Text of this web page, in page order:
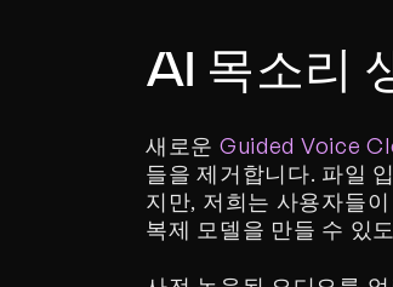
AI 목소리
새로운 Guided Voice
들을 제거합니다. 파일
지만, 저희는 사용자들
복제 모델을 만들 수 있